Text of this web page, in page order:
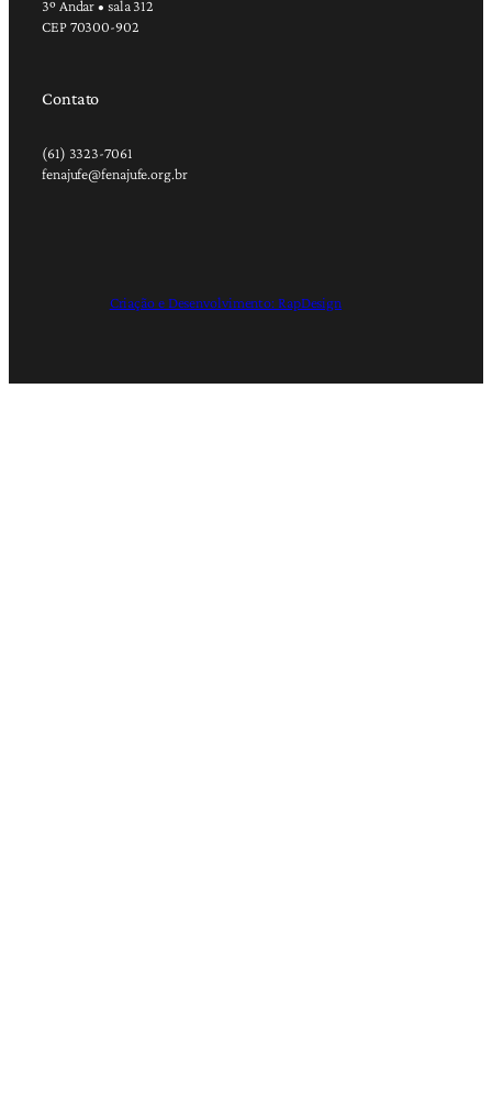
3º Andar • sala 312
CEP 70300-902
Contato
(61) 3323-7061
fenajufe@fenajufe.org.br
Criação e Desenvolvimento: RapDesign